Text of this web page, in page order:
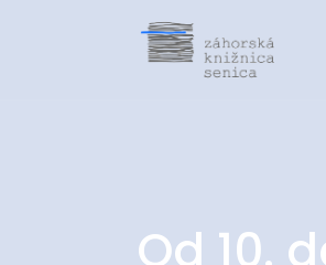
Od 10.